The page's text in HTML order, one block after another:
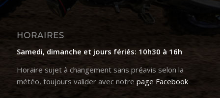
HORAIRES
Samedi, dimanche et jours fériés: 10h30 à 16h
Horaire sujet à changement sans préavis selon la
météo, toujours valider avec notre page Facebook